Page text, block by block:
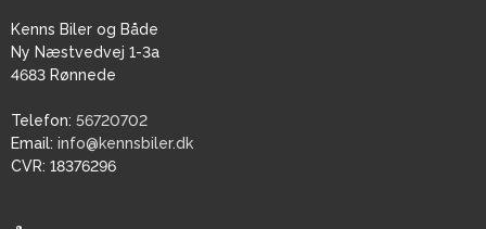
Kenns Biler og Både
Ny Næstvedvej 1-3a
4683 Rønnede
Telefon: 56720702
Email: info@kennsbiler.dk
CVR: 18376296